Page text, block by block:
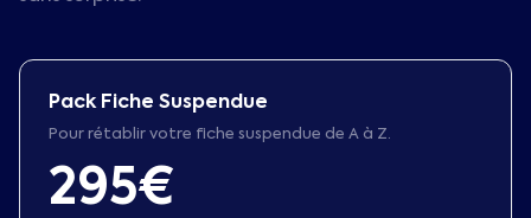
Pack Fiche Suspendue
Pour rétablir votre fiche suspendue de A à Z.
295€